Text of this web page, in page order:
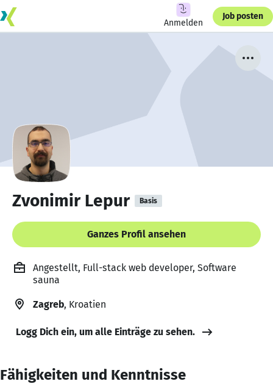
Anmelden
Job posten
Zvonimir Lepur Basis
Ganzes Profil ansehen
Angestellt, Full-stack web developer, Software
sauna
Zagreb, Kroatien
Logg Dich ein, um alle Einträge zu sehen.
Fähigkeiten und Kenntnisse